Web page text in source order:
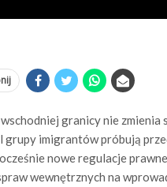
granicy nie zmienia
grupy imigrantów próbują
nowe regulacje
wewnętrznych na